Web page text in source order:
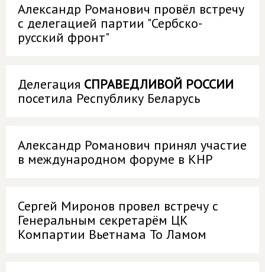
Александр Романович провёл встречу
с делегацией партии "Сербско-
русский фронт"
Делегация СПРАВЕДЛИВОЙ РОССИИ
посетила Республику Беларусь
Александр Романович принял участие
в международном форуме в КНР
Сергей Миронов провел встречу с
Генеральным секретарём ЦК
Компартии Вьетнама То Ламом